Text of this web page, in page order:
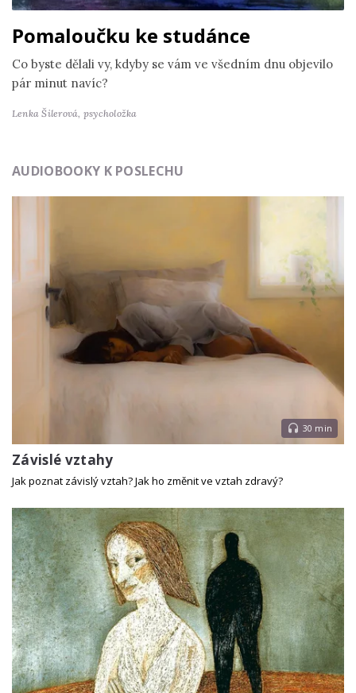
Pomaloučku ke studánce
Co byste dělali vy, kdyby se vám ve všedním dnu objevilo
pár minut navíc?
Lenka Šilerová, psycholožka
AUDIOBOOKY K POSLECHU
30 min
Závislé vztahy
Jak poznat závislý vztah? Jak ho změnit ve vztah zdravý?